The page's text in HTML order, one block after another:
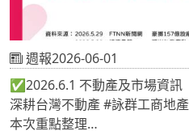
週報2026-06-01
✅2026.6.1 不動產及市場資訊
深耕台灣不動產 #詠群工商地產
本次重點整理